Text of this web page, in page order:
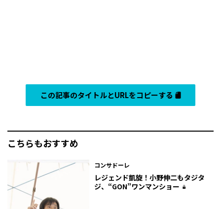
この記事のタイトルとURLをコピーする
こちらもおすすめ
コンサドーレ
レジェンド凱旋！小野伸二もタジタ
ジ、“GON”ワンマンショー